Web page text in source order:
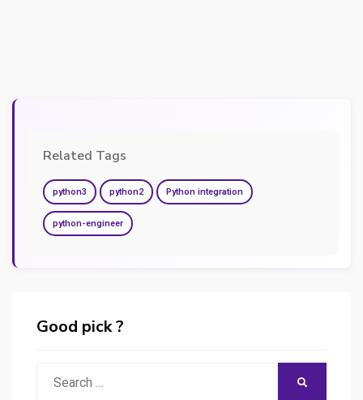
Related Tags
python3 python2 Python integration
python-engineer
Good pick ?